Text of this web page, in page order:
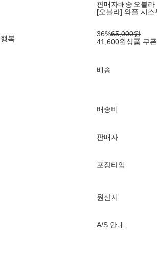
복
판매자배송 오블라
[오블라] 와플 시
36%65,000원
41,600원상품 쿠
배송
배송비
판매자
포장타입
원산지
A/S 안내